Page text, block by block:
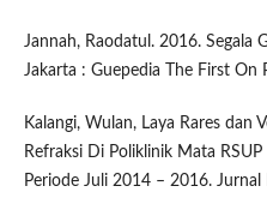
Jannah, Raodatul. 2016. Segala
Jakarta : Guepedia The First On
Kalangi, Wulan, Laya Rares dan
Refraksi Di Poliklinik Mata
Periode Juli 2014 – 2016.